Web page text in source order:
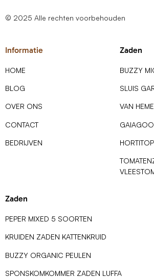
© 2025 Alle rechten voorbehouden
Informatie
HOME
BLOG
OVER ONS
CONTACT
BEDRIJVEN
Zaden
BUZZY
SLUIS
VAN
Zaden
PEPER MIXED 5 SOORTEN
KRUIDEN ZADEN KATTENKRUID
BUZZY ORGANIC PEULEN
SPONSKOMKOMMER ZADEN LUFFA